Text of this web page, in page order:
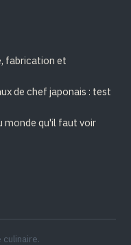
fabrication et
de chef japonais : test
monde qu'il faut voir